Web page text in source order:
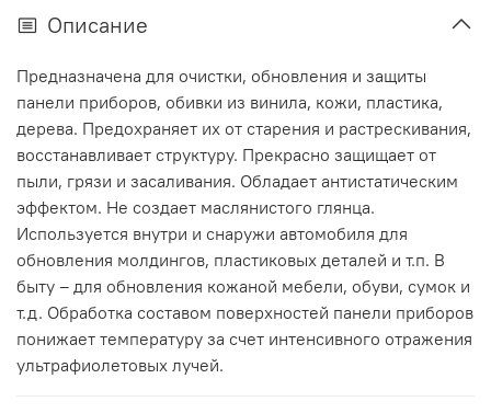
Описание
Предназначена для очистки, обновления и защиты
панели приборов, обивки из винила, кожи, пластика,
дерева. Предохраняет их от старения и растрескивания,
восстанавливает структуру. Прекрасно защищает от
пыли, грязи и засаливания. Обладает антистатическим
эффектом. Не создает маслянистого глянца.
Используется внутри и снаружи автомобиля для
обновления молдингов, пластиковых деталей и т.п. В
быту – для обновления кожаной мебели, обуви, сумок и
т.д. Обработка составом поверхностей панели приборов
понижает температуру за счет интенсивного отражения
ультрафиолетовых лучей.